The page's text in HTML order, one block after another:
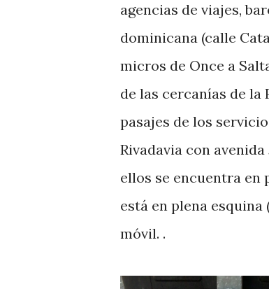
agencias de viajes,
dominicana (calle
micros de Once a
de las cercanías de la
pasajes de los
Rivadavia con
ellos se encuentra en
está en plena
móvil. .